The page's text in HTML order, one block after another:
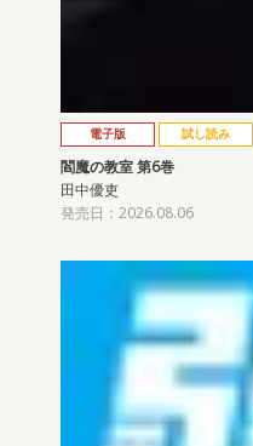
電子版 試し読み
閻魔の教室 第6巻
田中優吏
発売日：2026.08.06